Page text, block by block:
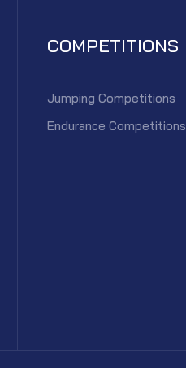
COMPETITIONS
Jumping Competitions
Endurance Competitions